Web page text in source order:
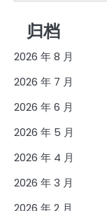
归档
2026 年 8 月
2026 年 7 月
2026 年 6 月
2026 年 5 月
2026 年 4 月
2026 年 3 月
2026 年 2 月